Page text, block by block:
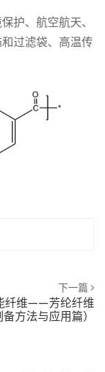
护、航空航天、
过滤袋、高温传
下一篇
纤维——芳纶纤维
备方法与应用篇）